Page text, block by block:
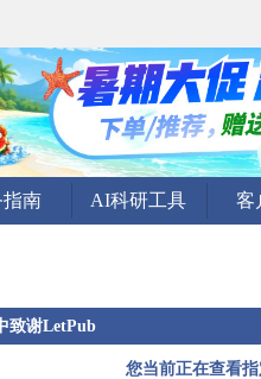
指南 AI科研工具 客
致谢LetPub
您当前正在查看